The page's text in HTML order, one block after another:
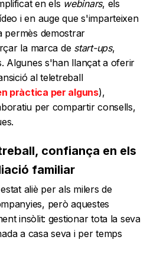
en els webinars, els
i en auge que s'imparteixen
permès demostrar
la marca de start-ups,
Algunes s'han llançat a oferir
al teletreball
pràctica per alguns),
per compartir consells,
confiança en els
familiar
aliè per als milers de
però aquestes
insòlit: gestionar tota la seva
a casa seva i per temps